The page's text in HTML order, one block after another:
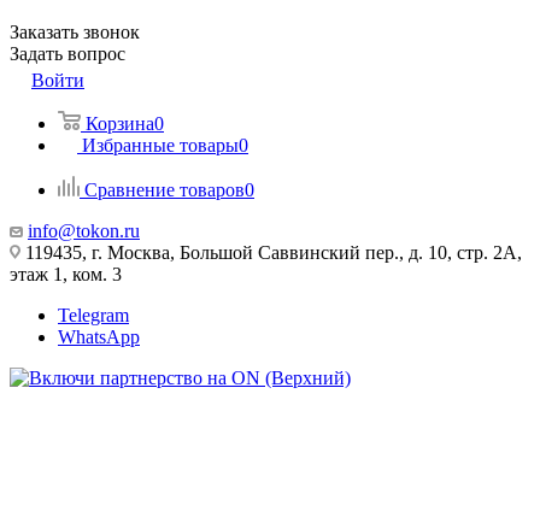
Заказать звонок
Задать вопрос
Войти
Корзина0
Избранные товары0
Сравнение товаров0
info@tokon.ru
119435, г. Москва, Большой Саввинский пер., д. 10, стр. 2А,
этаж 1, ком. 3
Telegram
WhatsApp